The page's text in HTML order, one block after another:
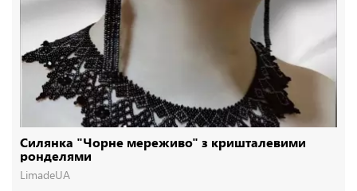
Силянка "Чорне мереживо" з кришталевими
ронделями
LimadeUA